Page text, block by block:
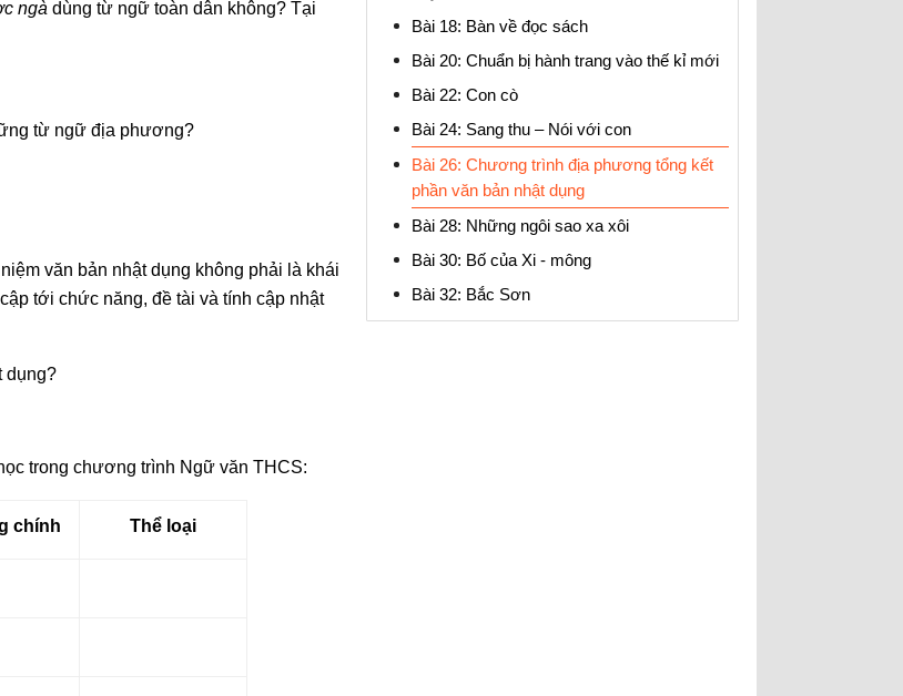
ngà dùng từ ngữ toàn dân không? Tại
từ ngữ địa phương?
văn bản nhật dụng không phải là khái
tới chức năng, đề tài và tính cập nhật
dụng?
trong chương trình Ngữ văn THCS:
chính Thể loại
Bài 18: Bàn về đọc sách
Bài 20: Chuẩn bị hành trang vào thế kỉ mới
Bài 22: Con cò
Bài 24: Sang thu – Nói với con
Bài 26: Chương trình địa phương tổng kết
phần văn bản nhật dụng
Bài 28: Những ngôi sao xa xôi
Bài 30: Bố của Xi - mông
Bài 32: Bắc Sơn